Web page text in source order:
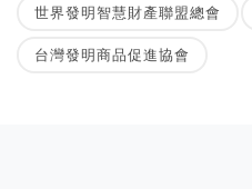
世界發明智慧財產聯盟總會
台灣發明商品促進協會